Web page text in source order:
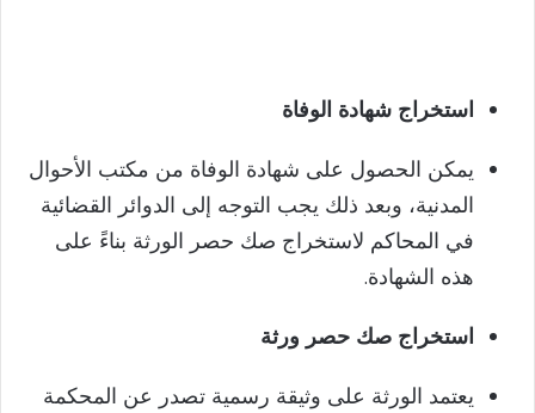
استخراج شهادة الوفاة
يمكن الحصول على شهادة الوفاة من مكتب الأحوال
المدنية، وبعد ذلك يجب التوجه إلى الدوائر القضائية
في المحاكم لاستخراج صك حصر الورثة بناءً على
هذه الشهادة.
استخراج صك حصر ورثة
يعتمد الورثة على وثيقة رسمية تصدر عن المحكمة